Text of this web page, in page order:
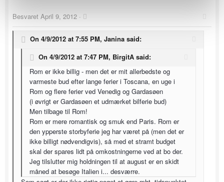
Besvaret April 9, 2012 ·
On 4/9/2012 at 7:55 PM, Janina said:
On 4/9/2012 at 7:47 PM, BirgitA said:
Rom er ikke billig - men det er mit allerbedste og
varmeste bud efter lange ferier i Toscana, en uge i
Rom og flere ferier ved Venedig og Gardasøen
(i øvrigt er Gardasøen et udmærket bilferie bud)
Men tilbage til Rom!
Rom er mere romantisk og smuk end Paris. Rom er
den ypperste storbyferie jeg har været på (men det er
ikke billigt nødvendigvis), så med et stramt budget
skal der spares lidt på omkostningerne ved at bo der.
Jeg tilslutter mig holdningen til at august er en skidt
måned at besøge Italien i... desværre.